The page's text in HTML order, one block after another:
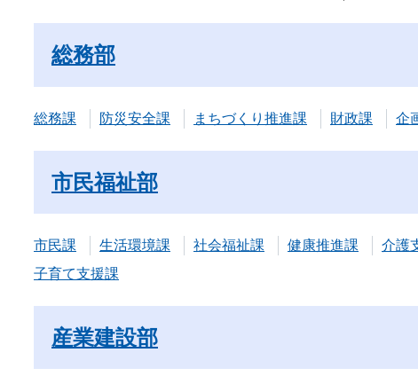
総務部
総務課 防災安全課 まちづくり推進課 財政課 企
市民福祉部
市民課 生活環境課 社会福祉課 健康推進課 介護
子育て支援課
産業建設部